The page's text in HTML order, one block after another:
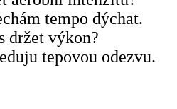
tempo dýchat.
držet výkon?
tepovou odezvu.